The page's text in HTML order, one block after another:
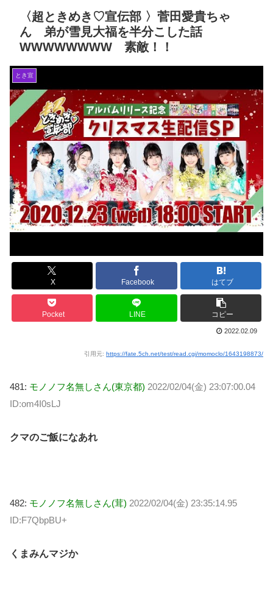
〈超ときめき♡宣伝部 〉菅田愛貴ちゃ
ん 弟が雪見大福を半分こした話
WWWWWWWW 素敵！！
とき宣
X Facebook はてブ
Pocket LINE コピー
2022.02.09
引用元: https://fate.5ch.net/test/read.cgi/momoclo/1643198873/
481: モノノフ名無しさん(東京都) 2022/02/04(金) 23:07:00.04
ID:om4I0sLJ
クマのご飯になあれ
482: モノノフ名無しさん(茸) 2022/02/04(金) 23:35:14.95
ID:F7QbpBU+
くまみんマジか